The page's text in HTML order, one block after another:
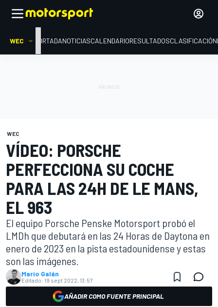
WEC PORTADANOTICIASCALENDARIORESULTADOSCLASIFICACIÓN
WEC
VÍDEO: PORSCHE
PERFECCIONA SU COCHE
PARA LAS 24H DE LE MANS,
EL 963
El equipo Porsche Penske Motorsport probó el
LMDh que debutará en las 24 Horas de Daytona en
enero de 2023 en la pista estadounidense y estas
son las imágenes.
Mario Galán
Editado: 19 sept 2022, 13:57
AÑADIR COMO FUENTE PRINCIPAL